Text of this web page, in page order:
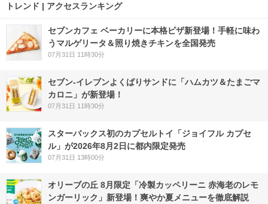
トレンド | アクセスランキング
セブンカフェ ベーカリーに本格ピザ新登場！手軽に味わ
うマルゲリータ＆照り焼きチキンを全国発売
07月31日 11時30分
セブン‐イレブンよくばりサンドに「ハムカツ＆たまごマ
カロニ」が新登場！
07月31日 11時30分
スターバックス初のカプセルトイ「ジョイフル カプセ
ル」が2026年8月2日に都内限定発売
07月31日 13時00分
オリーブの丘 8月限定「冷製カッペリーニ 赤海老のレモ
ンガーリック」新登場！爽やか夏メニューを徹底解説